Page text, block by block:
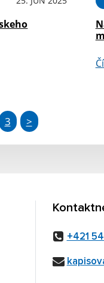
3 >
+421